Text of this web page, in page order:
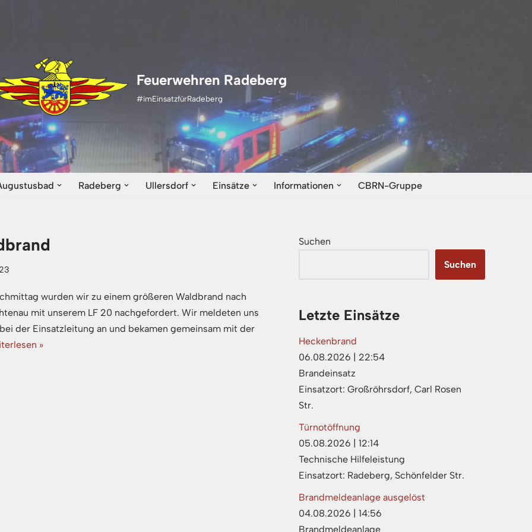
Feuerwehren Radeberg
#imEinsatzfürRadeberg
Radeberg Ullersdorf Einsätze Informationen CBRN-Gruppe
wurden wir zu einem größeren Waldbrand nach
mit unserem LF 20 nachgefordert. Wir meldeten uns
der Einsatzleitung an und bekamen gemeinsam mit der
»
Suchen
Suchen
Letzte Einsätze
Heckenbrand
06.08.2026 | 22:54
Brandeinsatz
Einsatzort: Großröhrsdorf, Carl Rosen
Str.
Türnotöffnung
05.08.2026 | 12:14
Technische Hilfeleistung
Einsatzort: Radeberg, Schönfelder Str.
Brandmeldeanlage ausgelöst
04.08.2026 | 14:56
Brandmeldeanlage